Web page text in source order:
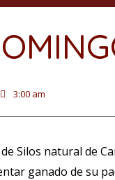
3:00 am
Silos natural de
ganado de su